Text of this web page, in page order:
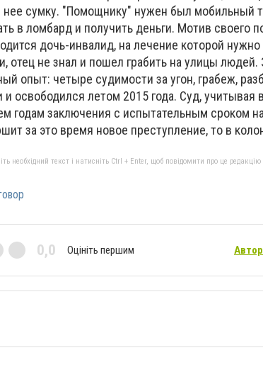
нее сумку. "Помощнику" нужен был мобильный
в ломбард и получить деньги. Мотив своего
дочь-инвалид, на лечение которой
отец не знал и пошел грабить на улицы
опыт: четыре судимости за угон, грабеж,
и освободился летом 2015 года. Суд, учитывая
годам заключения с испытательным сроком
за это время новое преступление, то в
необхідний текст і натисніть Ctrl + Enter, щоб повідомити про це редакцію
0,0 Оцініть першим